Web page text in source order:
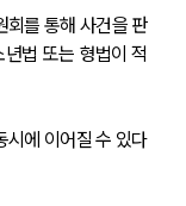
회를 통해 사건을 판
법 또는 형법이 적
시에 이어질 수 있다